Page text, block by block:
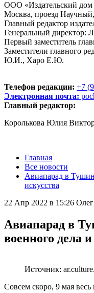
ООО «Издательский дом
Москва, проезд
Главный редактор
Генеральный директор:
Первый заместитель
Заместители главного
Ю.И., Харо Е.Ю.
Телефон редакции: +7
Электронная почта:
Главный редактор:
Королькова Юлия
Главная
Все новости
Авиапарад в
искусства
22 Апр 2022 в 15:26
Авиапарад в
военного дела
Источник:
Совсем скоро, 9 мая